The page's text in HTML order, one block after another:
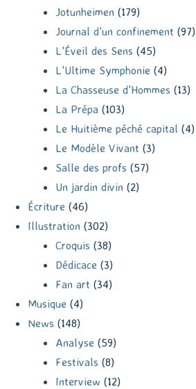
Jotunheimen (179)
Journal d'un confinement (97)
L'Éveil des Sens (45)
L'Ultime Symphonie (4)
La Chasseuse d'Hommes (13)
La Prépa (103)
Le Huitième péché capital (4)
Le Modèle Vivant (3)
Salle des profs (57)
Un jardin divin (2)
Écriture (46)
Illustration (302)
Croquis (38)
Dédicace (3)
Fan art (34)
Musique (4)
News (148)
Analyse (59)
Festivals (8)
Interview (12)